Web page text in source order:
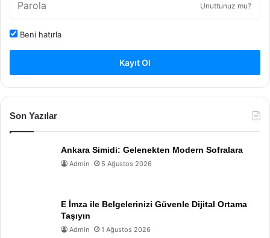
Unuttunuz mu?
Beni hatırla
Kayıt Ol
Son Yazılar
Ankara Simidi: Gelenekten Modern Sofralara
Admin 5 Ağustos 2026
E İmza ile Belgelerinizi Güvenle Dijital Ortama
Taşıyın
Admin 1 Ağustos 2026